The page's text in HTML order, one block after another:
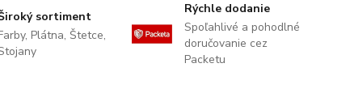
sortiment
Plátna, Štetce,
Rýchle dodanie
Spoľahlivé a pohodlné
doručovanie cez
Packetu